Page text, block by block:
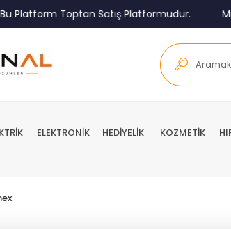
Platform Toptan Satış Platformudur.
ELEKTRONİK HEDİYELİK KOZMETİK